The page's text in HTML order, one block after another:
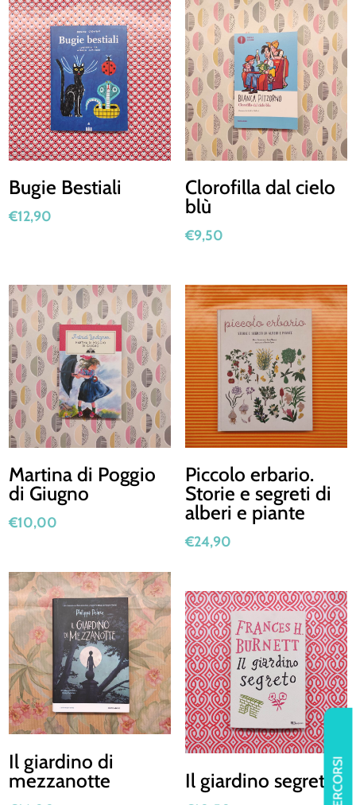
PERCORSI
Bugie Bestiali
€12,90
Clorofilla dal cielo
blù
€9,50
Martina di Poggio
di Giugno
€10,00
Piccolo erbario.
Storie e segreti di
alberi e piante
€24,90
Il giardino di
mezzanotte
Il giardino segreto